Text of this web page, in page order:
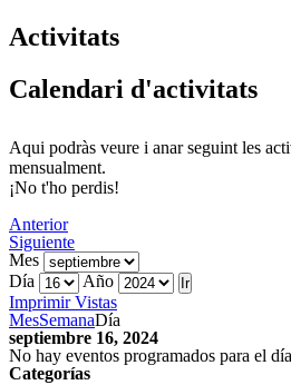
Activitats
Calendari d'activitats
Aqui podràs veure i anar seguint les
mensualment.
¡No t'ho perdis!
Anterior
Siguiente
Mes
Día
Año
ImprimirVistas
MesSemanaDía
septiembre 16, 2024
No hay eventos programados para el
Categorías